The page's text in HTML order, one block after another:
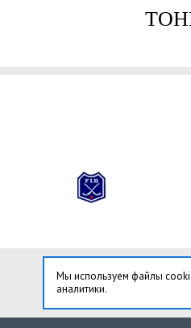
Мы используем файлы
аналитики.